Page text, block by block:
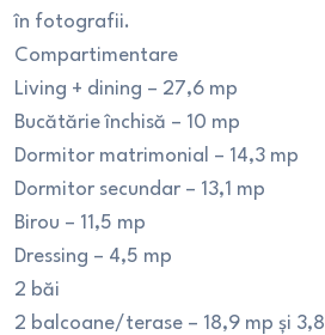
în fotografii.
Compartimentare
Living + dining – 27,6 mp
Bucătărie închisă – 10 mp
Dormitor matrimonial – 14,3 mp
Dormitor secundar – 13,1 mp
Birou – 11,5 mp
Dressing – 4,5 mp
2 băi
2 balcoane/terase – 18,9 mp și